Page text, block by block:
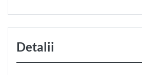
Detalii